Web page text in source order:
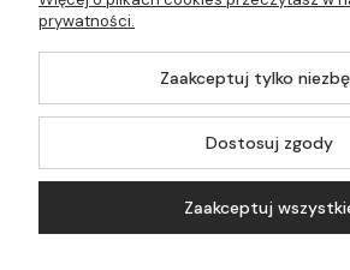
©2026 Wszelkie Prawa Zastrzeżone |
prywatności.
Zaakceptuj tylko
Dostosuj zgody
Zaakceptuj